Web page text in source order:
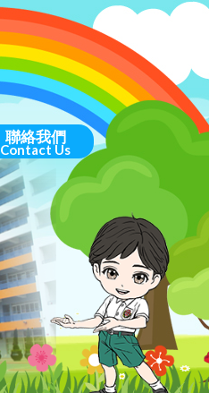
聯絡我們
Contact Us